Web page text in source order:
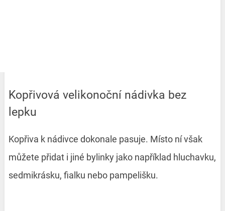
Kopřivová velikonoční nádivka bez
lepku
Kopřiva k nádivce dokonale pasuje. Místo ní však
můžete přidat i jiné bylinky jako například hluchavku,
sedmikrásku, fialku nebo pampelišku.